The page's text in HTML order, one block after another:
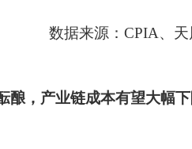
数据来源： CPIA、
酿，产业链成本有望大幅